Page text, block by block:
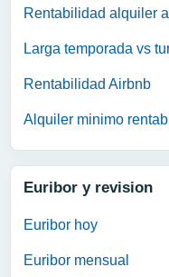
Rentabilidad alquiler
Larga temporada vs
Rentabilidad Airbnb
Alquiler minimo
Euribor y revision
Euribor hoy
Euribor mensual